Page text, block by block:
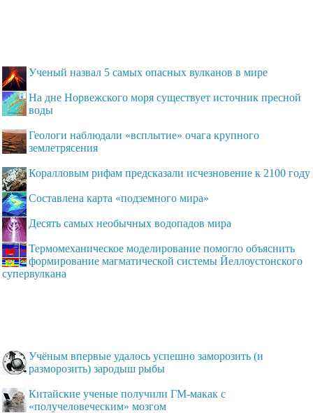
Ученый назвал 5 самых опасных вулканов в мире
На дне Норвежского моря существует источник пресной
воды
Геологи наблюдали «всплытие» очага крупного
землетрясения
Коралловым рифам предсказали исчезновение к 2100 году
Составлена карта «подземного мира»
Десять самых необычных водопадов мира
Термомеханическое моделирование помогло объяснить
формирование магматической системы Йеллоустонского
супервулкана
Учёным впервые удалось успешно заморозить (и
разморозить) зародыш рыбы
Китайские ученые получили ГМ-макак с
«получеловеческим» мозгом